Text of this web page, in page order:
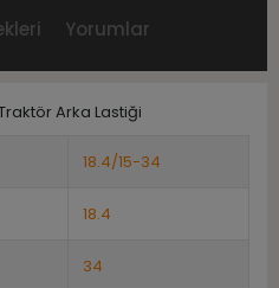
Yorumlar
Arka Lastiği
18.4/15-34
18.4
34